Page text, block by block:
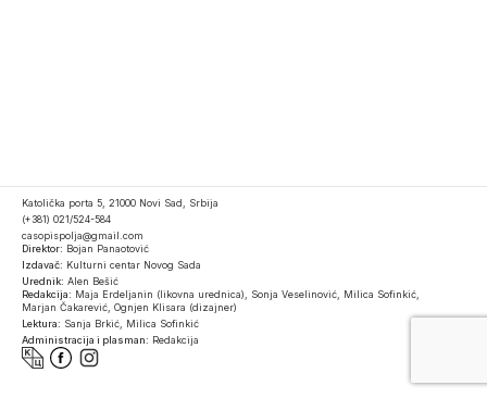
Katolička porta 5, 21000 Novi Sad, Srbija
(+381) 021/524-584
casopispolja@gmail.com
Direktor: Bojan Panaotović
Izdavač: Kulturni centar Novog Sada
Urednik: Alen Bešić
Redakcija: Maja Erdeljanin (likovna urednica), Sonja Veselinović, Milica Sofinkić,
Marjan Čakarević, Ognjen Klisara (dizajner)
Lektura: Sanja Brkić, Milica Sofinkić
Administracija i plasman: Redakcija